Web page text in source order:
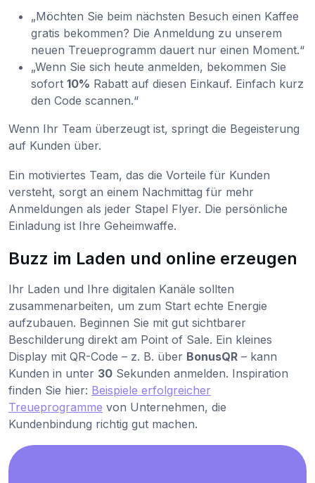
„Möchten Sie beim nächsten Besuch einen Kaffee
gratis bekommen? Die Anmeldung zu unserem
neuen Treueprogramm dauert nur einen Moment.“
„Wenn Sie sich heute anmelden, bekommen Sie
sofort 10% Rabatt auf diesen Einkauf. Einfach kurz
den Code scannen.“
Wenn Ihr Team überzeugt ist, springt die Begeisterung
auf Kunden über.
Ein motiviertes Team, das die Vorteile für Kunden
versteht, sorgt an einem Nachmittag für mehr
Anmeldungen als jeder Stapel Flyer. Die persönliche
Einladung ist Ihre Geheimwaffe.
Buzz im Laden und online erzeugen
Ihr Laden und Ihre digitalen Kanäle sollten
zusammenarbeiten, um zum Start echte Energie
aufzubauen. Beginnen Sie mit gut sichtbarer
Beschilderung direkt am Point of Sale. Ein kleines
Display mit QR-Code – z. B. über BonusQR – kann
Kunden in unter 30 Sekunden anmelden. Inspiration
finden Sie hier: Beispiele erfolgreicher
Treueprogramme von Unternehmen, die
Kundenbindung richtig gut machen.